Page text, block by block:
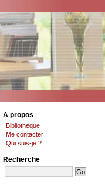
A propos
Bibliothèque
Me contacter
Qui suis-je ?
Recherche